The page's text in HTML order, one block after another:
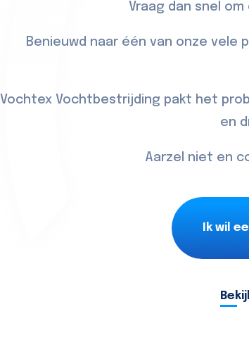
Vraag dan snel
Benieuwd naar één van onze
Vochtex Vochtbestrijding pakt het
en
Aarzel niet en
Ik wil